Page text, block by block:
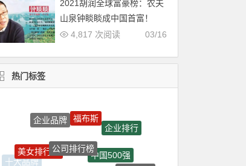
2021胡润全球富豪榜：农夫
山泉钟睒睒成中国首富！
03/16
4,817 次阅读
热门标签
企业品牌
福布斯
企业排行
十大品牌
美女排行榜
公司排行榜
中国500强